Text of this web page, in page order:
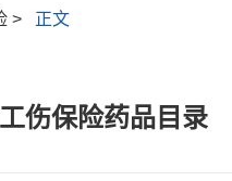
> 正文
伤保险药品目录